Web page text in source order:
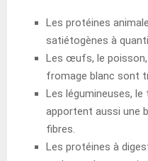
Les protéines
satiétogènes à
Les œufs, le
fromage blanc sont
Les légumineuses,
apportent aussi une
fibres.
Les protéines à